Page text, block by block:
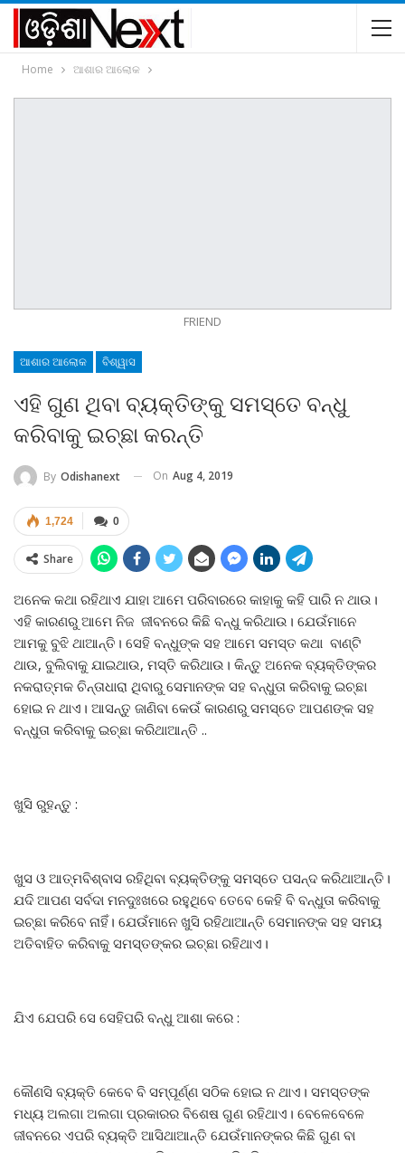
Home ଆଶାର ଆଲୋକ
FRIEND
ଆଶାର ଆଲୋକ ବିଶ୍ୱାସ
ଏହି ଗୁଣ ଥିବା ବ୍ୟକ୍ତିଙ୍କୁ ସମସ୍ତେ ବନ୍ଧୁ
କରିବାକୁ ଇଚ୍ଛା କରନ୍ତି
By Odishanext On Aug 4, 2019
0
1,724
Share
ଅନେକ କଥା ରହିଥାଏ ଯାହା ଆମେ ପରିବାରରେ କାହାକୁ କହି ପାରି ନ ଥାଉ।
ଏହି କାରଣରୁ ଆମେ ନିଜ ଜୀବନରେ କିଛି ବନ୍ଧୁ କରିଥାଉ। ଯେଉଁମାନେ
ଆମକୁ ବୁଝି ଥାଆନ୍ତି। ସେହି ବନ୍ଧୁଙ୍କ ସହ ଆମେ ସମସ୍ତ କଥା ବାଣ୍ଟି
ଥାଉ, ବୁଲିବାକୁ ଯାଇଥାଉ, ମସ୍ତି କରିଥାଉ। କିନ୍ତୁ ଅନେକ ବ୍ୟକ୍ତିଙ୍କର
ନକରାତ୍ମକ ଚିନ୍ତାଧାରା ଥିବାରୁ ସେମାନଙ୍କ ସହ ବନ୍ଧୁତା କରିବାକୁ ଇଚ୍ଛା
ହୋଇ ନ ଥାଏ। ଆସନ୍ତୁ ଜାଣିବା କେଉଁ କାରଣରୁ ସମସ୍ତେ ଆପଣଙ୍କ ସହ
ବନ୍ଧୁତା କରିବାକୁ ଇଚ୍ଛା କରିଥାଆନ୍ତି ..
ଖୁସି ରୁହନ୍ତୁ :
ଖୁସ ଓ ଆତ୍ମବିଶ୍ବାସ ରହିଥିବା ବ୍ୟକ୍ତିଙ୍କୁ ସମସ୍ତେ ପସନ୍ଦ କରିଥାଆନ୍ତି।
ଯଦି ଆପଣ ସର୍ବଦା ମନଦୁଃଖରେ ରହୁଥିବେ ତେବେ କେହି ବି ବନ୍ଧୁତା କରିବାକୁ
ଇଚ୍ଛା କରି​‌ବେ ନାହିଁ। ଯେଉଁମାନେ ଖୁସି ରହିଥାଆନ୍ତି ସେମାନଙ୍କ ସହ ସମୟ
ଅତିବାହିତ କରିବାକୁ ସମସ୍ତଙ୍କର ଇଚ୍ଛା ରହିଥାଏ।
ଯିଏ ଯେପରି ସେ ସେହିପରି ବନ୍ଧୁ ଆଶା କରେ :
କୌଣସି ବ୍ୟକ୍ତି କେବେ ବି ସମ୍ପୂର୍ଣ୍ଣ ସଠିକ ହୋଇ ନ ଥାଏ। ସମସ୍ତଙ୍କ
ମଧ୍ୟ ଅଲଗା ଅଲଗା ପ୍ରକାରର ବିଶେଷ ଗୁଣ ରହିଥାଏ। ବେଳେବେଳେ
ଜୀବନରେ ଏପରି ବ୍ୟକ୍ତି ଆସିଥାଆନ୍ତି ଯେଉଁମାନଙ୍କର କିଛି ଗୁଣ ବା